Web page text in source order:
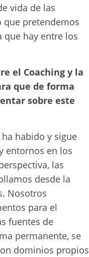
vida de las
que pretendemos
que hay entre los
el Coaching y la
que de forma
sobre este
habido y sigue
entornos en los
las
desde la
Nosotros
para el
fuentes de
permanente, se
dominios propios